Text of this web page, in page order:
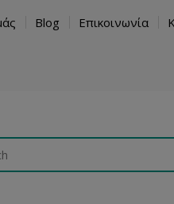
Blog Επικοινωνία